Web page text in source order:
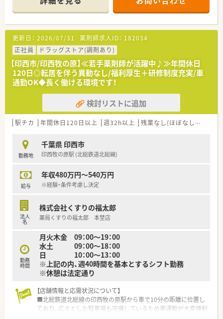
す。
■自宅から1時間圏内の近隣エリアに集中出店しているため、転
居を伴う異動がなく腰を据えて長く働ける法人です。
【職場環境と雰囲気】
■店舗には常勤1名と非常勤2名の薬剤師が在籍しており、急な
欠員の際にも近隣店からのヘルプ体制がしっかりと整っていま
す。
■調剤過誤対策として、全店に調剤監査システムやピッキングシ
ステムなどの最新設備が完備された安全な職場環境です。
■スタッフが安心して長く働けるように労働環境を大切にする
風土があり、充実した人数配置のもとでストレスなく就業できま
す。
■病気やケガによって長期間にわたり就業が不可能になった際、
薬剤師の所得を補償する安心のLTD制度を導入しています。
■店舗において定期的に新薬のセミナーや薬事教育部の専門セ
■従業員の働く権利や良好な労働環境をしっかりと守るため、社
内には労働組合が組織され健全な運営を行っています。
更新日： 2026/07/31 薬剤師求人ID： 182034
正社員
ドラッグストア(調剤あり)
【印西市/印西牧の原】≪若手薬剤師が活躍中♪≫年間休日
120日◎転居を伴う異動なし/福利厚生＋研修制度充実/車
通勤OK◆長く働ける環境です！
検討リストに追加
駅チカ 年間休日120日以上 週32h以上 残業なし(ほぼなし含む)
勤務地
千葉県 印西市
印西牧の原駅 (北総鉄道北総線)
給与
年収480万円～540万円
※経験・条件考慮し決定
法人
名
株式会社くすりの福太郎
薬局くすりの福太郎 本埜店
勤務
時間
月火木金 09：00～19：00
水土 09：00～18：00
日 10：00～13：00
※上記の内、週40時間を基本とするシフト勤務
※休憩は法定通り
【店舗情報と応需状況について】
■北総鉄道北総線の印西牧の原駅から車で10分の距離に位置し
ており、広々とした駐車場も完備しているため車通勤が大変便利